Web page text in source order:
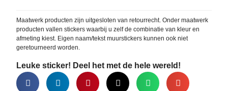
Maatwerk producten zijn uitgesloten van retourrecht. Onder maatwerk
producten vallen stickers waarbij u zelf de combinatie van kleur en
afmeting kiest. Eigen naam/tekst muurstickers kunnen ook niet
geretourneerd worden.
Leuke sticker! Deel het met de hele wereld!